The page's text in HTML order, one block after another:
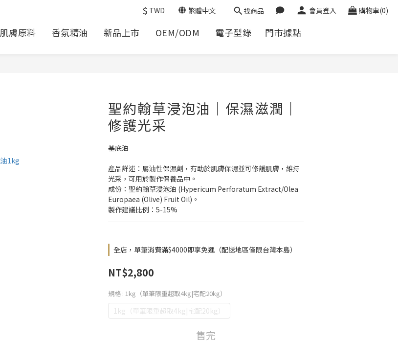
$ TWD 繁體中文 找商品 會員登入 購物車(0)
肌膚原料 香氛精油 新品上市 OEM/ODM 電子型錄 門市據點
聖約翰草浸泡油｜保濕滋潤｜
修護光采
基底油
產品詳述：屬油性保濕劑，有助於肌膚保濕並可修護肌膚，維持
光采，可用於製作保養品中。
成份：聖約翰草浸泡油 (Hypericum Perforatum Extract/Olea
Europaea (Olive) Fruit Oil)。
製作建議比例：5-15%
全店，單筆消費滿$4000即享免運（配送地區僅限台灣本島）
NT$2,800
規格 : 1kg（單筆限重超取4kg|宅配20kg）
1kg（單筆限重超取4kg|宅配20kg）
售完